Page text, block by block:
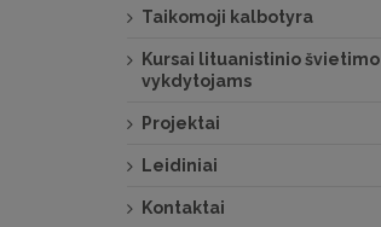
Taikomoji kalbotyra
Kursai lituanistinio švietimo
vykdytojams
Projektai
Leidiniai
Kontaktai